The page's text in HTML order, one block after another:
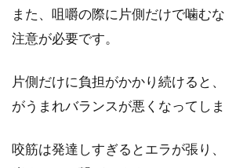
着用は接客マナ
うになっています。
インフルエン...
また、咀嚼の際に片側だけで噛む
注意が必要です。
片側だけに負担がかかり続けると
がうまれバランスが悪くなってしま
咬筋は発達しすぎるとエラが張り